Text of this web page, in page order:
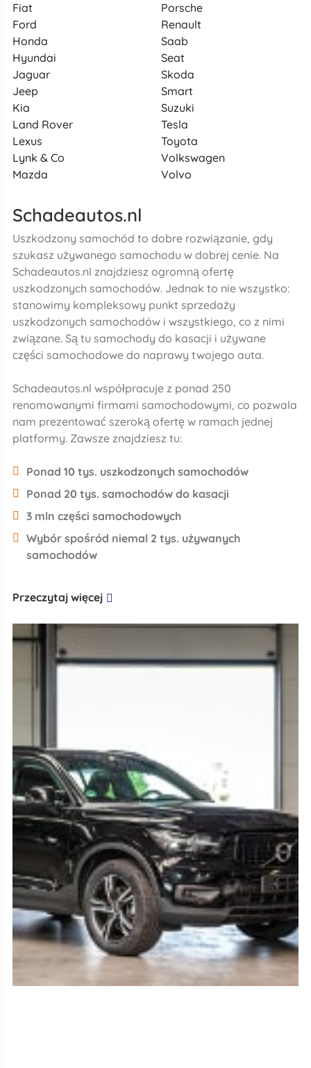
Fiat
Ford
Honda
Hyundai
Jaguar
Jeep
Kia
Land Rover
Lexus
Lynk & Co
Mazda
Porsche
Renault
Saab
Seat
Skoda
Smart
Suzuki
Tesla
Toyota
Volkswagen
Volvo
Schadeautos.nl
Uszkodzony samochód to dobre rozwiązanie, gdy
szukasz używanego samochodu w dobrej cenie. Na
Schadeautos.nl znajdziesz ogromną ofertę
uszkodzonych samochodów. Jednak to nie wszystko:
stanowimy kompleksowy punkt sprzedaży
uszkodzonych samochodów i wszystkiego, co z nimi
związane. Są tu samochody do kasacji i używane
części samochodowe do naprawy twojego auta.
Schadeautos.nl współpracuje z ponad 250
renomowanymi firmami samochodowymi, co pozwala
nam prezentować szeroką ofertę w ramach jednej
platformy. Zawsze znajdziesz tu:
Ponad 10 tys. uszkodzonych samochodów
Ponad 20 tys. samochodów do kasacji
3 mln części samochodowych
Wybór spośród niemal 2 tys. używanych
samochodów
Przeczytaj więcej